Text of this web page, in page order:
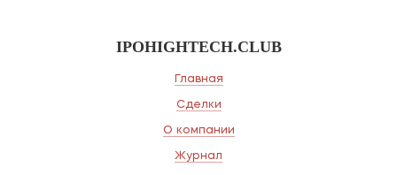
IPOHIGHTECH.CLUB
Главная
Сделки
О компании
Журнал